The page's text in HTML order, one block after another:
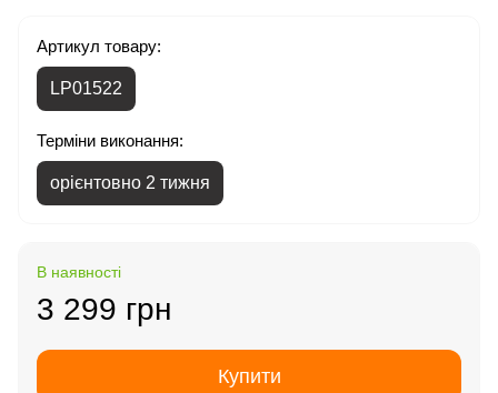
Артикул товару:
LP01522
Терміни виконання:
орієнтовно 2 тижня
В наявності
3 299 грн
Купити